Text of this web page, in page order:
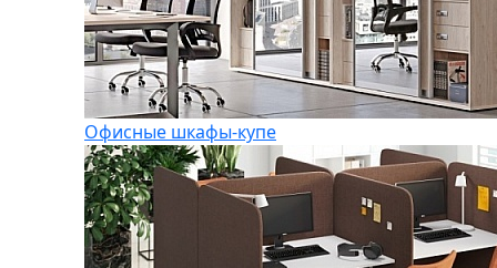
Офисные шкафы-купе